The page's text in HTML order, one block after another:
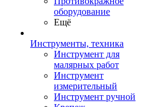
оборудование
Ещё
Инструменты, техника
Инструмент для
малярных работ
Инструмент
измерительный
Инструмент ручной